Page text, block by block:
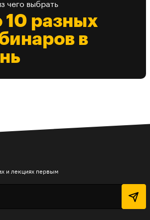
чего выбрать
10 разных
в
и лекциях первым